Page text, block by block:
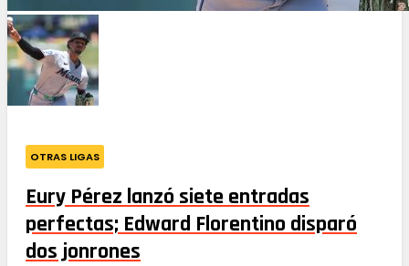
OTRAS LIGAS
Eury Pérez lanzó siete entradas
perfectas; Edward Florentino disparó
dos jonrones